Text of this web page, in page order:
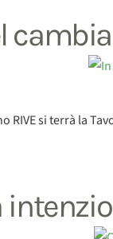
RIVE si terrà la